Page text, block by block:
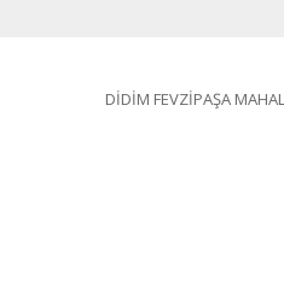
DİDİM FEVZİPAŞA